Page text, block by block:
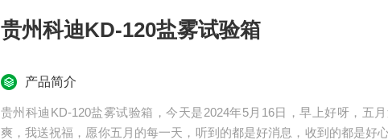
贵州科迪KD-120盐雾试验箱
产品简介
贵州科迪KD-120盐雾试验箱，今天是2024年5月16日，早上好呀，五
爽，我送祝福，愿你五月的每一天，听到的都是好消息，收到的都是好